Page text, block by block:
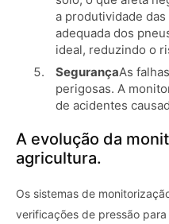
a produtividade
adequada dos
ideal, reduzindo o
SegurançaAs
perigosas. A
de acidentes
A evolução da
agricultura.
Os sistemas de
verificações de pressão